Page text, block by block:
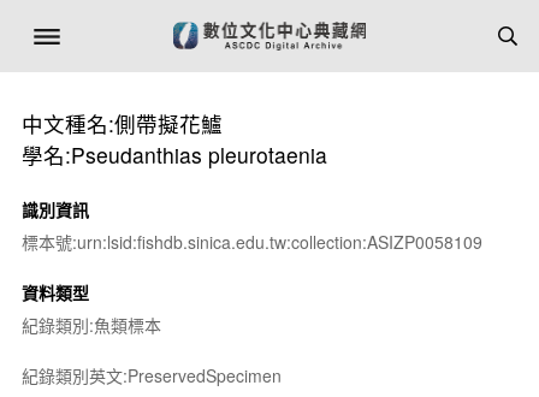
中文種名:側帶擬花鱸
學名:Pseudanthias pleurotaenia
識別資訊
標本號:urn:lsid:fishdb.sinica.edu.tw:collection:ASIZP0058109
資料類型
紀錄類別:魚類標本
紀錄類別英文:PreservedSpecimen